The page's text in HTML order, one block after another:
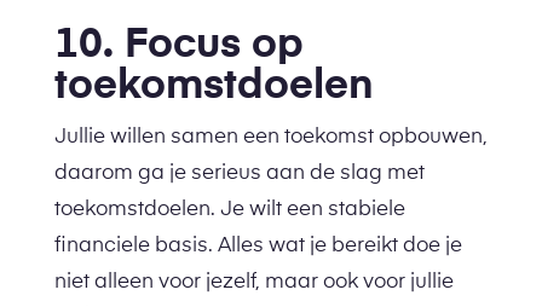
10. Focus op
toekomstdoelen
Jullie willen samen een toekomst opbouwen,
daarom ga je serieus aan de slag met
toekomstdoelen. Je wilt een stabiele
financiele basis. Alles wat je bereikt doe je
niet alleen voor jezelf, maar ook voor jullie